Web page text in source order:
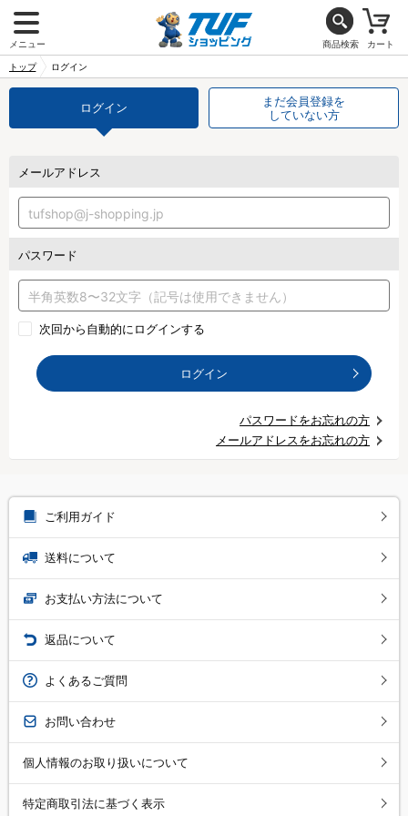
メニュー 商品検索 カート
トップ ログイン
ログイン
まだ会員登録を
していない方
メールアドレス
パスワード
次回から自動的にログインする
ログイン
パスワードをお忘れの方
メールアドレスをお忘れの方
ご利用ガイド
送料について
お支払い方法について
返品について
よくあるご質問
お問い合わせ
個人情報のお取り扱いについて
特定商取引法に基づく表示